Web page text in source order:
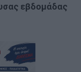
εβδομάδας